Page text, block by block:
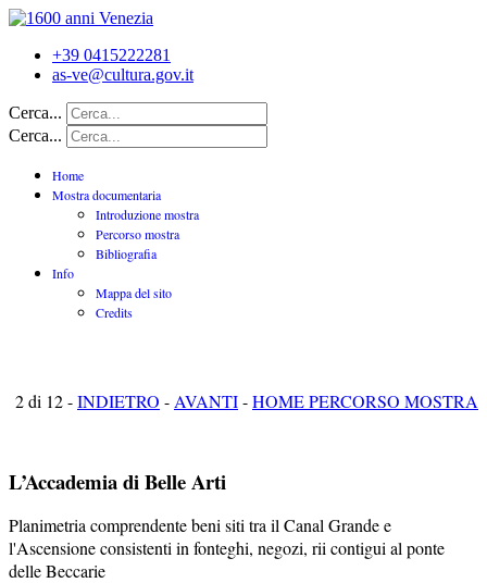
+39 0415222281
as-ve@cultura.gov.it
Cerca...
Cerca...
Home
Mostra documentaria
Introduzione mostra
Percorso mostra
Bibliografia
Info
Mappa del sito
Credits
2 di 12 -INDIETRO - AVANTI-HOME PERCORSO MOSTRA
L’Accademia di Belle Arti
Planimetria comprendente beni siti tra il Canal Grande e
l'Ascensione consistenti in fonteghi, negozi, rii contigui al ponte
delle Beccarie